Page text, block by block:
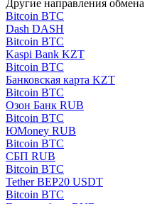
Другие направления обмена
Bitcoin BTC
Dash DASH
Bitcoin BTC
Kaspi Bank KZT
Bitcoin BTC
Банковская карта KZT
Bitcoin BTC
Озон Банк RUB
Bitcoin BTC
ЮMoney RUB
Bitcoin BTC
СБП RUB
Bitcoin BTC
Tether BEP20 USDT
Bitcoin BTC